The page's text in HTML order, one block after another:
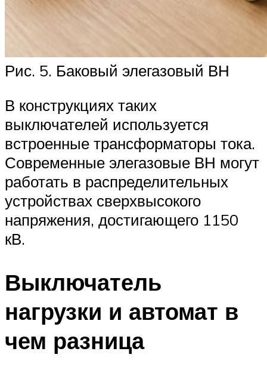
Рис. 5. Баковый элегазовый ВН
В конструкциях таких
выключателей используется
встроенные трансформаторы тока.
Современные элегазовые ВН могут
работать в распределительных
устройствах сверхвысокого
напряжения, достигающего 1150
кВ.
Выключатель
нагрузки и автомат в
чем разница